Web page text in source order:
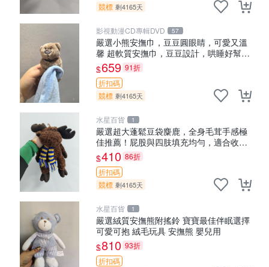
競標 剩4165天
影視動漫CD專輯DVD 57
嚴選小熊安撫巾，豆豆圓眼睛，可愛又溫
馨 超軟質安撫巾，豆豆設計，哄睡好幫手
約克豆豆眼安撫巾 數碼豆豆眼
$659 91折
折扣碼
競標 剩4165天
水星百貨 1
嚴選超大蓬鬆豆袋麋鹿，全身毛茸手感極
佳推薦！屁股與四肢填充均勻，適合收藏
與孩童共賞。 麋鹿 豆袋 毛茸玩具
$410 86折
折扣碼
競標 剩4165天
水星百貨 1
嚴選絨質安撫熊附搖鈴 寶寶最佳伴眠選擇
可愛可抱 絨毛玩具 安撫熊 嬰兒用
$810 93折
折扣碼